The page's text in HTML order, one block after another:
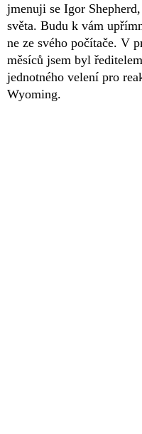
jmenuji se Igor
světa. Budu k vám
ne ze svého počítače. V
měsíců jsem byl
jednotného velení pro
Wyoming.